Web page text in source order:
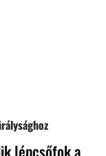
lépcsőfok a